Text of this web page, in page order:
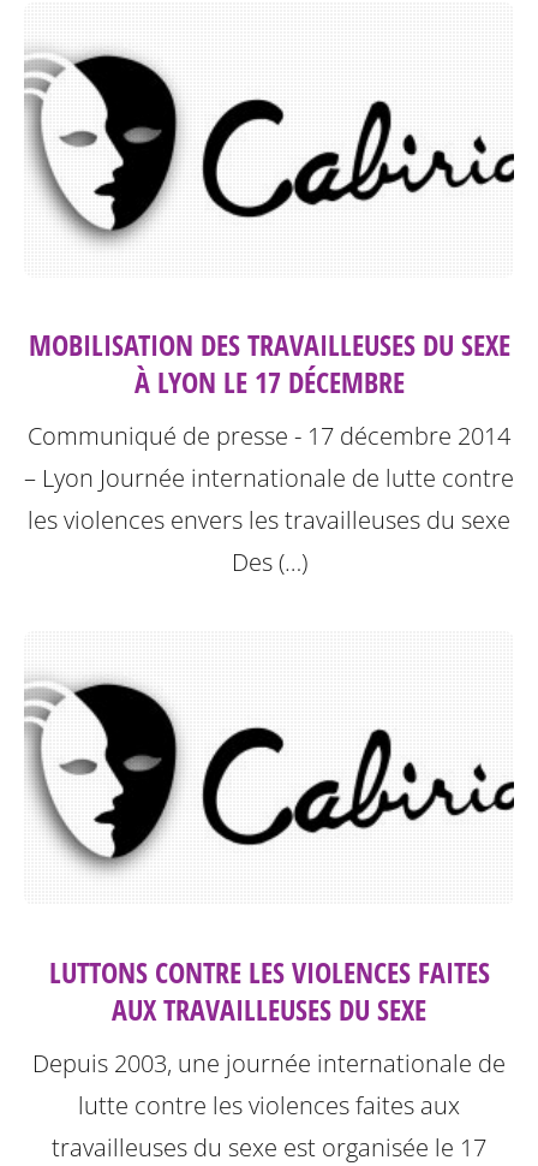
MOBILISATION DES TRAVAILLEUSES DU SEXE
À LYON LE 17 DÉCEMBRE
Communiqué de presse - 17 décembre 2014
– Lyon Journée internationale de lutte contre
les violences envers les travailleuses du sexe
Des (…)
LUTTONS CONTRE LES VIOLENCES FAITES
AUX TRAVAILLEUSES DU SEXE
Depuis 2003, une journée internationale de
lutte contre les violences faites aux
travailleuses du sexe est organisée le 17